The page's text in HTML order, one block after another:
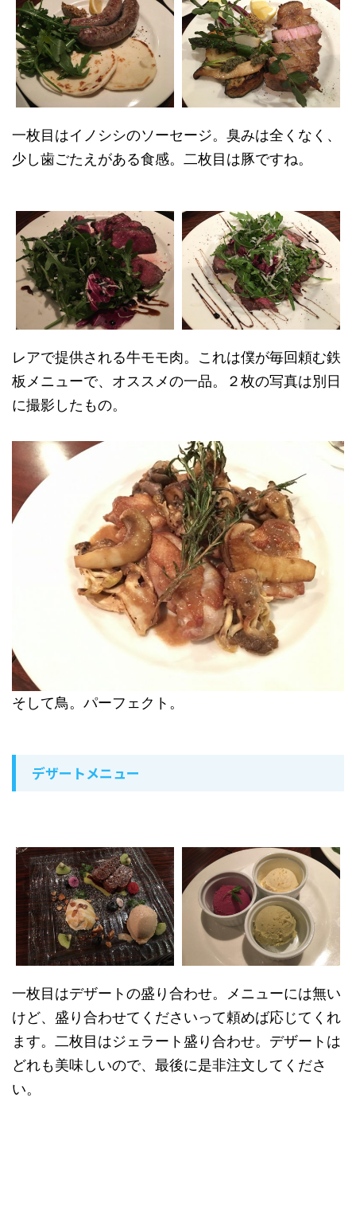
一枚目はイノシシのソーセージ。臭みは全くなく、
少し歯ごたえがある食感。二枚目は豚ですね。
レアで提供される牛モモ肉。これは僕が毎回頼む鉄
板メニューで、オススメの一品。２枚の写真は別日
に撮影したもの。
そして鳥。パーフェクト。
デザートメニュー
一枚目はデザートの盛り合わせ。メニューには無い
けど、盛り合わせてくださいって頼めば応じてくれ
ます。二枚目はジェラート盛り合わせ。デザートは
どれも美味しいので、最後に是非注文してくださ
い。